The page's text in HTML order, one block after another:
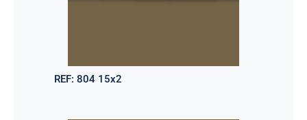
REF: 804 15x2